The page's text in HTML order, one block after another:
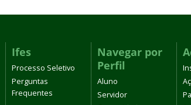
Ifes
Processo Seletivo
Perguntas
Frequentes
Navegar por
Perfil
Aluno
Servidor